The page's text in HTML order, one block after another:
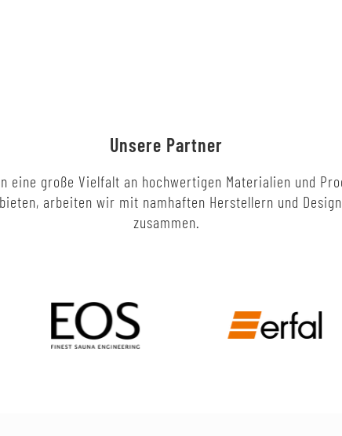
Unsere Partner
eine große Vielfalt an hochwertigen Materialien und
arbeiten wir mit namhaften Herstellern und
zusammen.